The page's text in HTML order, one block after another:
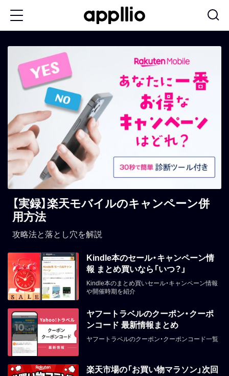
ツ
に
移
【実録】楽天モバイルのキャンペーン併
用方法
攻略法と落とし穴を解説
Kindle本のセール・キャンペーン情
報 まとめ買いなら「いつ？」
Kindle本のまとめ買いセール・キャンペーン情報
や開催時期を紹介
ヤフートラベルのクーポン・クーポ
ンコード 最新情報まとめ
ヤフートラベルのクーポン・クーポンコード一覧
楽天市場の「お買い物マラソン」次回